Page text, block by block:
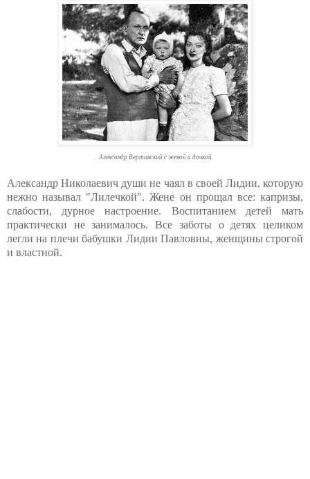
Александр Вертинский с женой и дочкой
Александр Николаевич души не чаял в своей Лидии, которую
нежно называл "Лилечкой". Жене он прощал все: капризы,
слабости, дурное настроение. Воспитанием детей мать
практически не занималось. Все заботы о детях целиком
легли на плечи бабушки Лидии Павловны, женщины строгой
и властной.